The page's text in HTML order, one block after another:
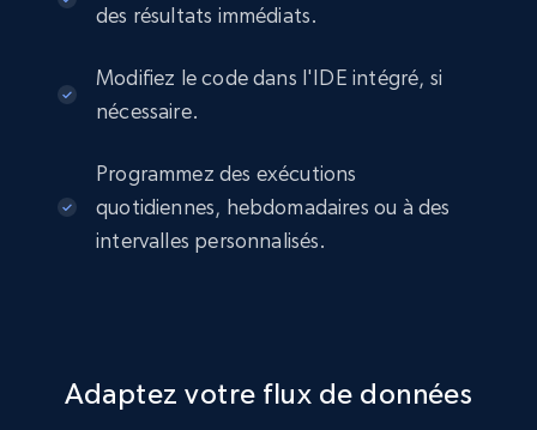
des résultats immédiats.
Modifiez le code dans l'IDE intégré, si
nécessaire.
Programmez des exécutions
quotidiennes, hebdomadaires ou à des
intervalles personnalisés.
Adaptez votre flux de données